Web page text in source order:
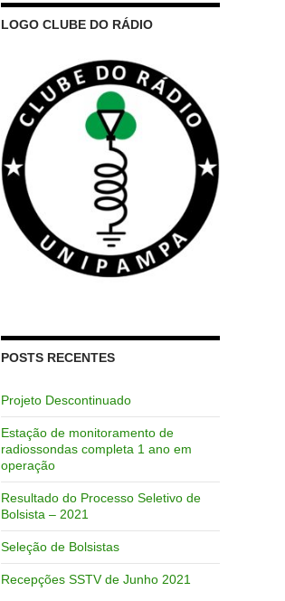
LOGO CLUBE DO RÁDIO
POSTS RECENTES
Projeto Descontinuado
Estação de monitoramento de
radiossondas completa 1 ano em
operação
Resultado do Processo Seletivo de
Bolsista – 2021
Seleção de Bolsistas
Recepções SSTV de Junho 2021